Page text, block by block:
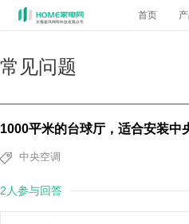
首页
常见问题
1000平米的台球厅，适合安装中
中央空调
2人参与回答